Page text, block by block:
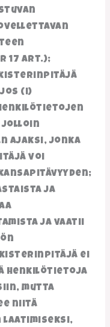
17 art.);
(i)
jolloin
ajaksi, jonka
voi
ja
ja vaatii
ei
henkilötietoja
mutta
niitä
laatimiseksi,